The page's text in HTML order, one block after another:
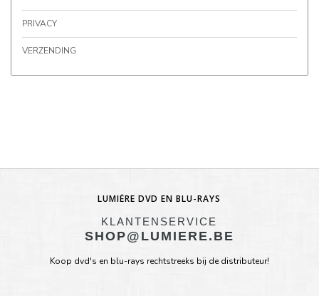
PRIVACY
VERZENDING
LUMIÈRE DVD EN BLU-RAYS
KLANTENSERVICE
SHOP@LUMIERE.BE
Koop dvd's en blu-rays rechtstreeks bij de distributeur!